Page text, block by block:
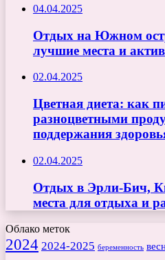
04.04.2025
Отдых на Южном
лучшие места и
02.04.2025
Цветная диета: как
разноцветными
поддержания
02.04.2025
Отдых в Эрли-Бич,
места для отдыха и
Облако меток
2024 2024-2025 беременность